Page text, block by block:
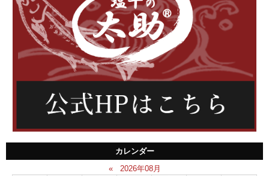
カレンダー
«
2026年08月